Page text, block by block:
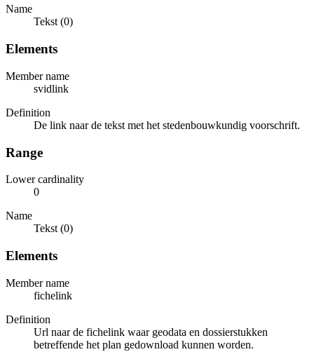
Name
Tekst (0)
Elements
Member name
svidlink
Definition
De link naar de tekst met het stedenbouwkundig voorschrift.
Range
Lower cardinality
0
Name
Tekst (0)
Elements
Member name
fichelink
Definition
Url naar de fichelink waar geodata en dossierstukken
betreffende het plan gedownload kunnen worden.